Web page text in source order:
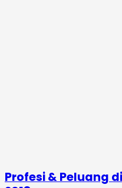
Profesi & Peluang